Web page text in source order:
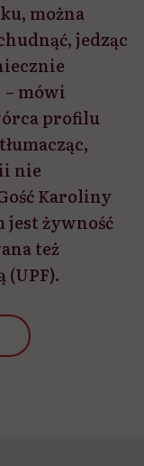
można
jedząc
– mówi
profilu
nie
Karoliny
żywność
też